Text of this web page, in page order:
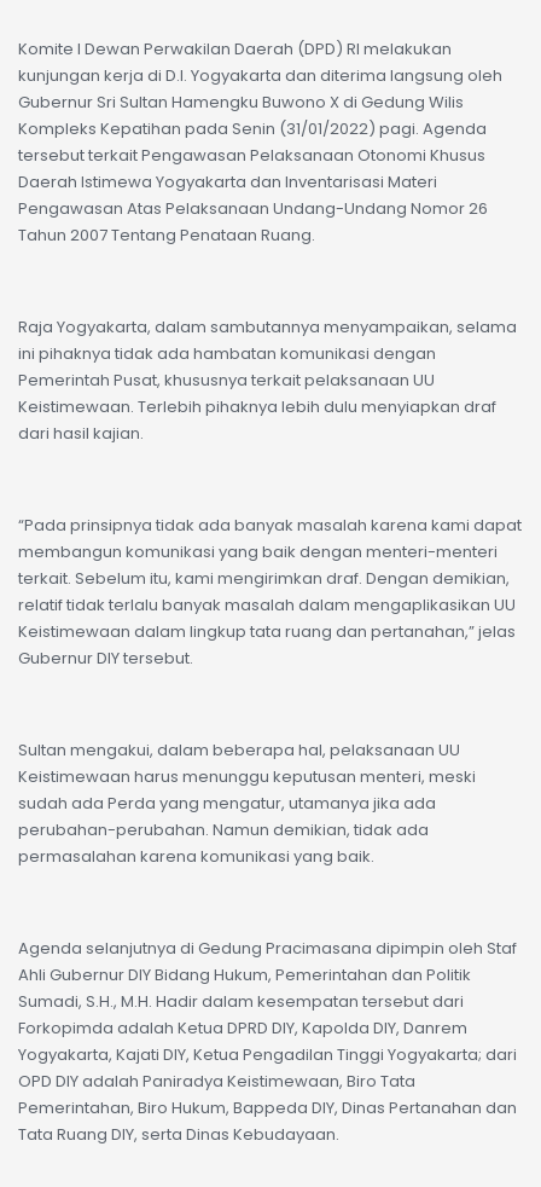
Komite I Dewan Perwakilan Daerah (DPD) RI melakukan
kunjungan kerja di D.I. Yogyakarta dan diterima langsung oleh
Gubernur Sri Sultan Hamengku Buwono X di Gedung Wilis
Kompleks Kepatihan pada Senin (31/01/2022) pagi. Agenda
tersebut terkait Pengawasan Pelaksanaan Otonomi Khusus
Daerah Istimewa Yogyakarta dan Inventarisasi Materi
Pengawasan Atas Pelaksanaan Undang-Undang Nomor 26
Tahun 2007 Tentang Penataan Ruang.
Raja Yogyakarta, dalam sambutannya menyampaikan, selama
ini pihaknya tidak ada hambatan komunikasi dengan
Pemerintah Pusat, khususnya terkait pelaksanaan UU
Keistimewaan. Terlebih pihaknya lebih dulu menyiapkan draf
dari hasil kajian.
“Pada prinsipnya tidak ada banyak masalah karena kami dapat
membangun komunikasi yang baik dengan menteri-menteri
terkait. Sebelum itu, kami mengirimkan draf. Dengan demikian,
relatif tidak terlalu banyak masalah dalam mengaplikasikan UU
Keistimewaan dalam lingkup tata ruang dan pertanahan,” jelas
Gubernur DIY tersebut.
Sultan mengakui, dalam beberapa hal, pelaksanaan UU
Keistimewaan harus menunggu keputusan menteri, meski
sudah ada Perda yang mengatur, utamanya jika ada
perubahan-perubahan. Namun demikian, tidak ada
permasalahan karena komunikasi yang baik.
Agenda selanjutnya di Gedung Pracimasana dipimpin oleh Staf
Ahli Gubernur DIY Bidang Hukum, Pemerintahan dan Politik
Sumadi, S.H., M.H. Hadir dalam kesempatan tersebut dari
Forkopimda adalah Ketua DPRD DIY, Kapolda DIY, Danrem
Yogyakarta, Kajati DIY, Ketua Pengadilan Tinggi Yogyakarta; dari
OPD DIY adalah Paniradya Keistimewaan, Biro Tata
Pemerintahan, Biro Hukum, Bappeda DIY, Dinas Pertanahan dan
Tata Ruang DIY, serta Dinas Kebudayaan.